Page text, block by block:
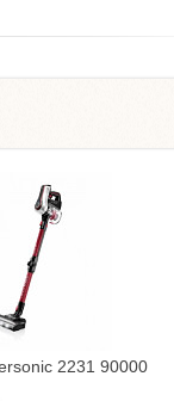
2231 90000